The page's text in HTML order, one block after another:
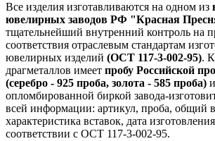
Все изделия изготавливаются на одном из
ювелирных заводов РФ "Красная
тщательнейший внутренний контроль на
соответствия отраслевым стандартам
ювелирных изделий (ОСТ 117-3-002-95).
драгметаллов имеет пробу Российской
(серебро - 925 проба, золота - 585 проба)
опломбированной биркой завода-
всей информации: артикул, проба, общий
характеристика вставок, дата
соответствии с ОСТ 117-3-002-95.